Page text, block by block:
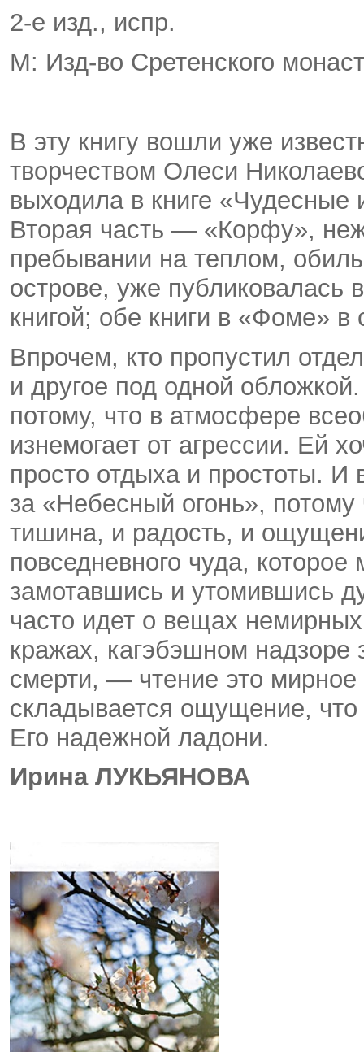
2-е изд., испр.
М: Изд-во Сретенского
В эту книгу вошли уже
творчеством Олеси
выходила в книге «Чудесные
Вторая часть — «Корфу»,
пребывании на теплом,
острове, уже публиковалась
книгой; обе книги в «Фоме»
Впрочем, кто пропустил
и другое под одной
потому, что в атмосфере
изнемогает от агрессии. Ей
просто отдыха и простоты. И
за «Небесный огонь»,
тишина, и радость, и
повседневного чуда,
замотавшись и утомившись
часто идет о вещах
кражах, кагэбэшном
смерти, — чтение это
складывается ощущение,
Его надежной ладони.
Ирина ЛУКЬЯНОВА